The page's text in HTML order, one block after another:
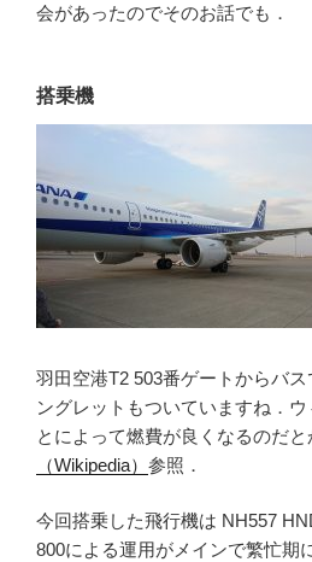
会があったのでそのお話でも．
搭乗機
羽田空港T2 503番ゲートからバ
ングレットもついていますね．
とによって燃費が良くなるのだ
（Wikipedia） 参照．
今回搭乗した飛行機は NH557
800による運用がメインで繁忙期